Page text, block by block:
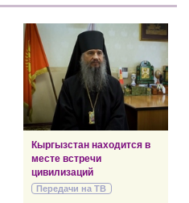
Кыргызстан находится в
месте встречи
цивилизаций
Передачи на ТВ